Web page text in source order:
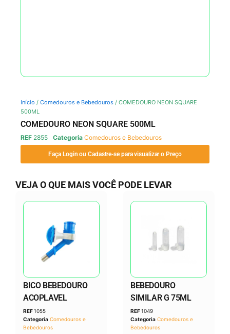
Início / Comedouros e Bebedouros / COMEDOURO NEON SQUARE
500ML
COMEDOURO NEON SQUARE 500ML
REF 2855 Categoria Comedouros e Bebedouros
Faça Login ou Cadastre-se para visualizar o Preço
VEJA O QUE MAIS VOCÊ PODE LEVAR
BICO BEBEDOURO
ACOPLAVEL
REF1055
Categoria Comedouros e
Bebedouros
BEBEDOURO
SIMILAR G 75ML
REF1049
Categoria Comedouros e
Bebedouros